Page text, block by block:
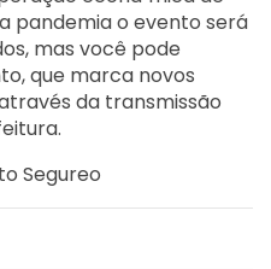
pandemia o evento será
mas você pode
que marca novos
da transmissão
Segureo